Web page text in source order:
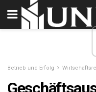
Betrieb und Erfolg